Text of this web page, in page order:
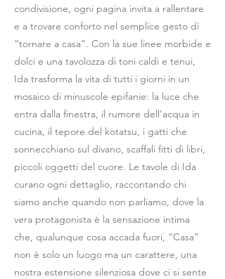
condivisione, ogni pagina invita a rallentare
e a trovare conforto nel semplice gesto di
“tornare a casa”. Con la sue linee morbide e
dolci e una tavolozza di toni caldi e tenui,
Ida trasforma la vita di tutti i giorni in un
mosaico di minuscole epifanie: la luce che
entra dalla finestra, il rumore dell’acqua in
cucina, il tepore del kotatsu, i gatti che
sonnecchiano sul divano, scaffali fitti di libri,
piccoli oggetti del cuore. Le tavole di Ida
curano ogni dettaglio, raccontando chi
siamo anche quando non parliamo, dove la
vera protagonista è la sensazione intima
che, qualunque cosa accada fuori, “Casa”
non è solo un luogo ma un carattere, una
nostra estensione silenziosa dove ci si sente